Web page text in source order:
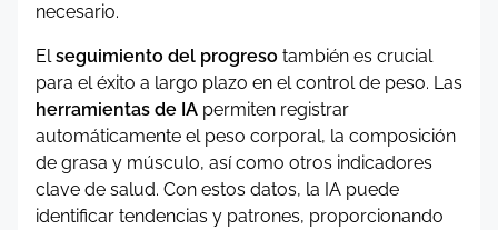
necesario.
Elseguimiento del progreso también es crucial
para el éxito a largo plazo en el control de peso. Las
herramientas de IA permiten registrar
automáticamente el peso corporal, la composición
de grasa y músculo, así como otros indicadores
clave de salud. Con estos datos, la IA puede
identificar tendencias y patrones, proporcionando